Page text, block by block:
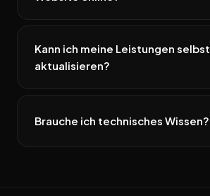
Kann ich meine Leistungen selbst
aktualisieren?
Brauche ich technisches Wissen?